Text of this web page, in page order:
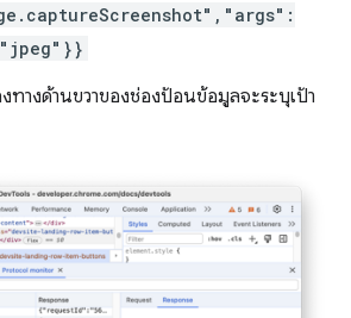
ทางด้านขวาของช่องป้อนข้อมูลจะระบุเป้า